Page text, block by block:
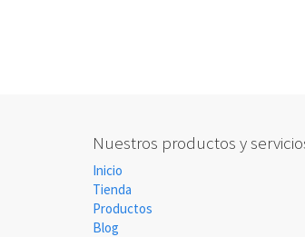
Nuestros productos y
Inicio
Tienda
Productos
Blog